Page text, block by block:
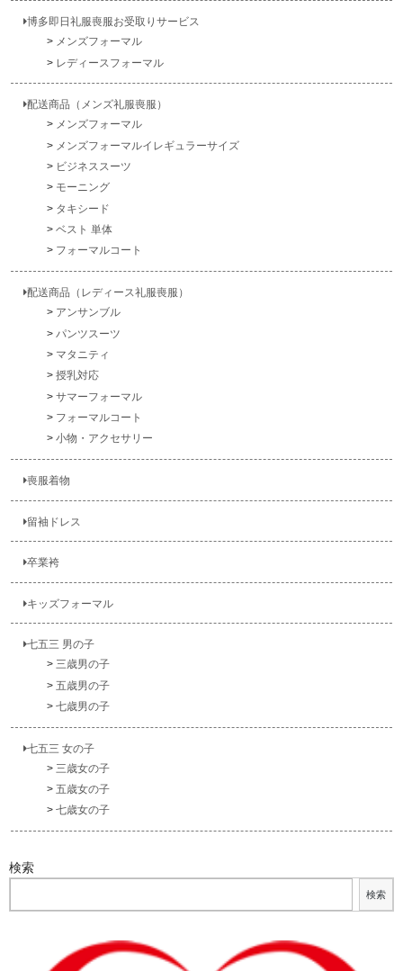
博多即日礼服喪服お受取りサービス
メンズフォーマル
レディースフォーマル
配送商品（メンズ礼服喪服）
メンズフォーマル
メンズフォーマルイレギュラーサイズ
ビジネススーツ
モーニング
タキシード
ベスト 単体
フォーマルコート
配送商品（レディース礼服喪服）
アンサンブル
パンツスーツ
マタニティ
授乳対応
サマーフォーマル
フォーマルコート
小物・アクセサリー
喪服着物
留袖ドレス
卒業袴
キッズフォーマル
七五三 男の子
三歳男の子
五歳男の子
七歳男の子
七五三 女の子
三歳女の子
五歳女の子
七歳女の子
検索
検索